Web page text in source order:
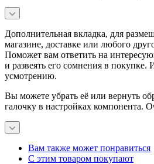
Дополнительная вкладка, для
магазине, доставке или любого
Поможет вам ответить на
и развеять его сомнения в покупке.
усмотрению.
Вы можете убрать её или вернуть
галочку в настройках компонента.
Вам также может понравиться
С этим товаром покупают